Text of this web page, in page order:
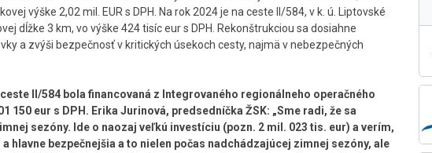
výške 2,02 mil. EUR s DPH. Na rok 2024 je na ceste II/584, v k. ú. Liptovské
dĺžke 3 km, vo výške 424 tisíc eur s DPH. Rekonštrukciou sa dosiahne
a zvýši bezpečnosť v kritických úsekoch cesty, najmä v nebezpečných
II/584 bola financovaná z Integrovaného regionálneho operačného
150 eur s DPH. Erika Jurinová, predsedníčka ŽSK: „Sme radi, že sa
sezóny. Ide o naozaj veľkú investíciu (pozn. 2 mil. 023 tis. eur) a verím,
hlavne bezpečnejšia a to nielen počas nadchádzajúcej zimnej sezóny, ale